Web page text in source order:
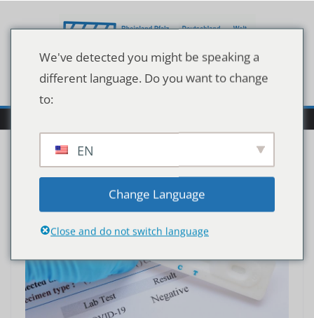
Inhalt
We've detected you might be speaking a
different language. Do you want to change
to:
EN
Change Language
Close and do not switch language